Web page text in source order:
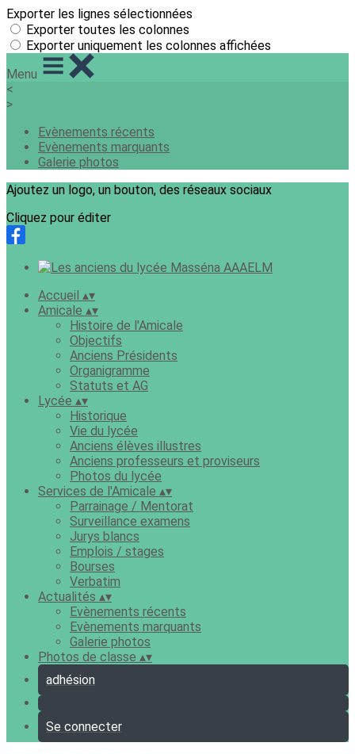
Exporter les lignes sélectionnées
Exporter toutes les colonnes
Exporter uniquement les colonnes affichées
Menu
<
>
Evènements récents
Evènements marquants
Galerie photos
Ajoutez un logo, un bouton, des réseaux sociaux
Cliquez pour éditer
Accueil ▴▾
Amicale ▴▾
Histoire de l'Amicale
Objectifs
Anciens Présidents
Organigramme
Statuts et AG
Lycée ▴▾
Historique
Vie du lycée
Anciens élèves illustres
Anciens professeurs et proviseurs
Photos du lycée
Services de l'Amicale ▴▾
Parrainage / Mentorat
Surveillance examens
Jurys blancs
Emplois / stages
Bourses
Verbatim
Actualités ▴▾
Evènements récents
Evènements marquants
Galerie photos
Photos de classe ▴▾
adhésion
Se connecter